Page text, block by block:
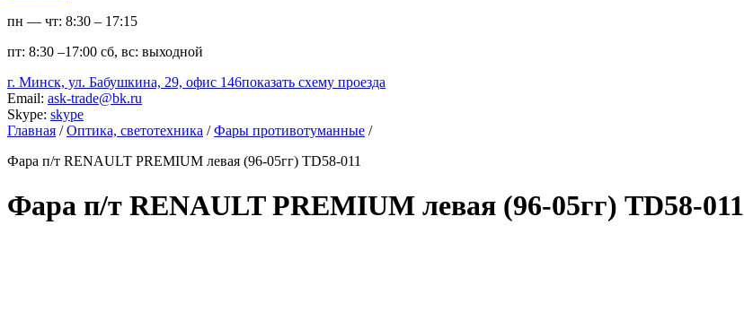
пн — чт: 8:30 – 17:15
пт: 8:30 –17:00 сб, вс: выходной
г. Минск, ул. Бабушкина, 29, офис 146показать схему проезда
Email: ask-trade@bk.ru
Skype: skype
Главная / Оптика, светотехника / Фары противотуманные /
Фара п/т RENAULT PREMIUM левая (96-05гг) TD58-011
Фара п/т RENAULT PREMIUM левая (96-05гг) TD58-011